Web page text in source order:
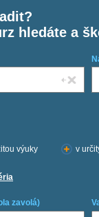
hledáte a
výuky v
zavolá)